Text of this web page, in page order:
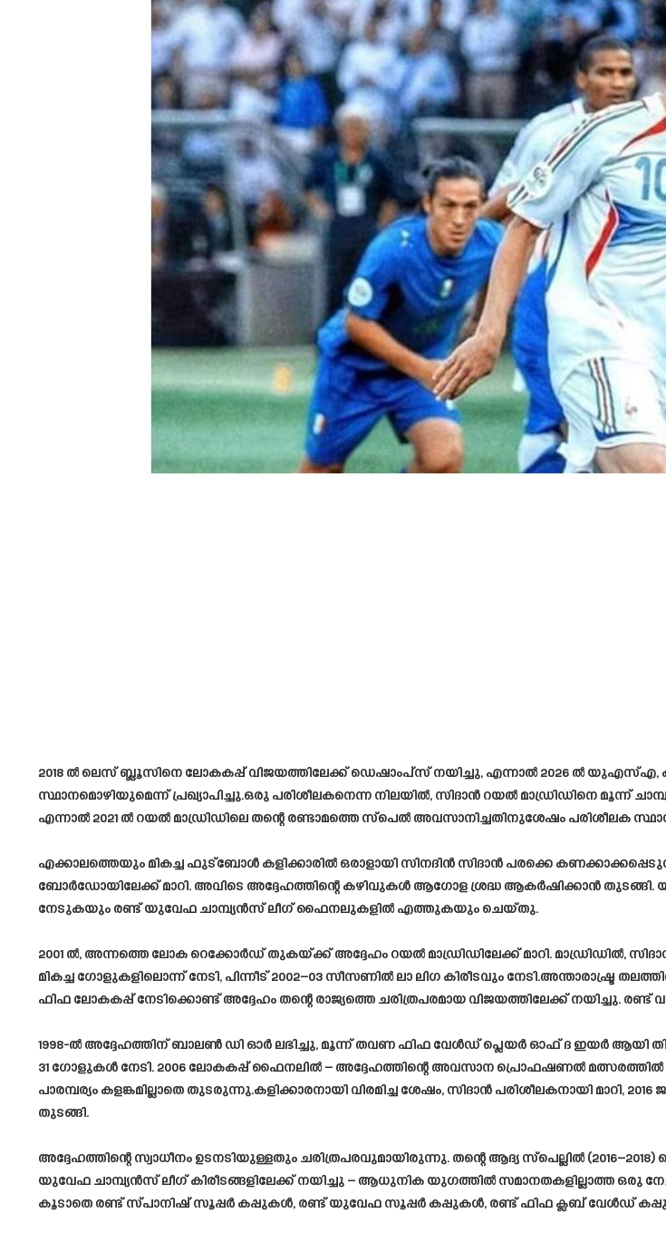
2018 ൽ ലെസ് ബ്ലൂസിനെ ലോകകപ്പ് വിജയത്തിലേക്ക് ഡെഷാംപ്‌സ് നയിച്ചു, എന്നാൽ 2026 ൽ യുഎസ്എ,
സ്ഥാനമൊഴിയുമെന്ന് പ്രഖ്യാപിച്ചു.ഒരു പരിശീലകനെന്ന നിലയിൽ, സിദാൻ റയൽ മാഡ്രിഡിനെ മൂന്ന്
എന്നാൽ 2021 ൽ റയൽ മാഡ്രിഡിലെ തന്റെ രണ്ടാമത്തെ സ്പെൽ അവസാനിച്ചതിനുശേഷം പരിശീലക സ്ഥാനം
എക്കാലത്തെയും മികച്ച ഫുട്ബോൾ കളിക്കാരിൽ ഒരാളായി സിനദിൻ സിദാൻ പരക്കെ
ബോർഡോയിലേക്ക് മാറി. അവിടെ അദ്ദേഹത്തിന്റെ കഴിവുകൾ ആഗോള ശ്രദ്ധ ആകർഷിക്കാൻ തുടങ്ങി.
നേടുകയും രണ്ട് യുവേഫ ചാമ്പ്യൻസ് ലീഗ് ഫൈനലുകളിൽ എത്തുകയും ചെയ്തു.
2001 ൽ, അന്നത്തെ ലോക റെക്കോർഡ് തുകയ്ക്ക് അദ്ദേഹം റയൽ മാഡ്രിഡിലേക്ക് മാറി. മാഡ്രിഡിൽ,
മികച്ച ഗോളുകളിലൊന്ന് നേടി, പിന്നീട് 2002–03 സീസണിൽ ലാ ലിഗ കിരീടവും നേടി.അന്താരാഷ്ട്ര
ഫിഫ ലോകകപ്പ് നേടിക്കൊണ്ട് അദ്ദേഹം തന്റെ രാജ്യത്തെ ചരിത്രപരമായ വിജയത്തിലേക്ക് നയിച്ചു.
1998-ൽ അദ്ദേഹത്തിന് ബാലൺ ഡി ഓർ ലഭിച്ചു, മൂന്ന് തവണ ഫിഫ വേൾഡ് പ്ലെയർ ഓഫ് ദ ഇയർ ആയി
31 ഗോളുകൾ നേടി. 2006 ലോകകപ്പ് ഫൈനലിൽ – അദ്ദേഹത്തിന്റെ അവസാന പ്രൊഫഷണൽ മത്സരത്തിൽ –
പാരമ്പര്യം കളങ്കമില്ലാതെ തുടരുന്നു.കളിക്കാരനായി വിരമിച്ച ശേഷം, സിദാൻ പരിശീലകനായി മാറി,
തുടങ്ങി.
അദ്ദേഹത്തിന്റെ സ്വാധീനം ഉടനടിയുള്ളതും ചരിത്രപരവുമായിരുന്നു. തന്റെ ആദ്യ സ്പെല്ലിൽ
യുവേഫ ചാമ്പ്യൻസ് ലീഗ് കിരീടങ്ങളിലേക്ക് നയിച്ചു – ആധുനിക യുഗത്തിൽ സമാനതകളില്ലാത്ത ഒരു നേട്ടം.
കൂടാതെ രണ്ട് സ്പാനിഷ് സൂപ്പർ കപ്പുകൾ, രണ്ട് യുവേഫ സൂപ്പർ കപ്പുകൾ, രണ്ട് ഫിഫ ക്ലബ് വേൾഡ്